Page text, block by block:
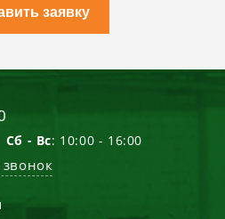
заявку
Сб - Вс: 10:00 - 16:00